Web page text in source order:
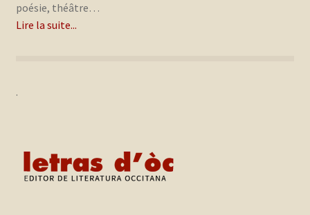
poésie, théâtre…
Lire la suite...
.